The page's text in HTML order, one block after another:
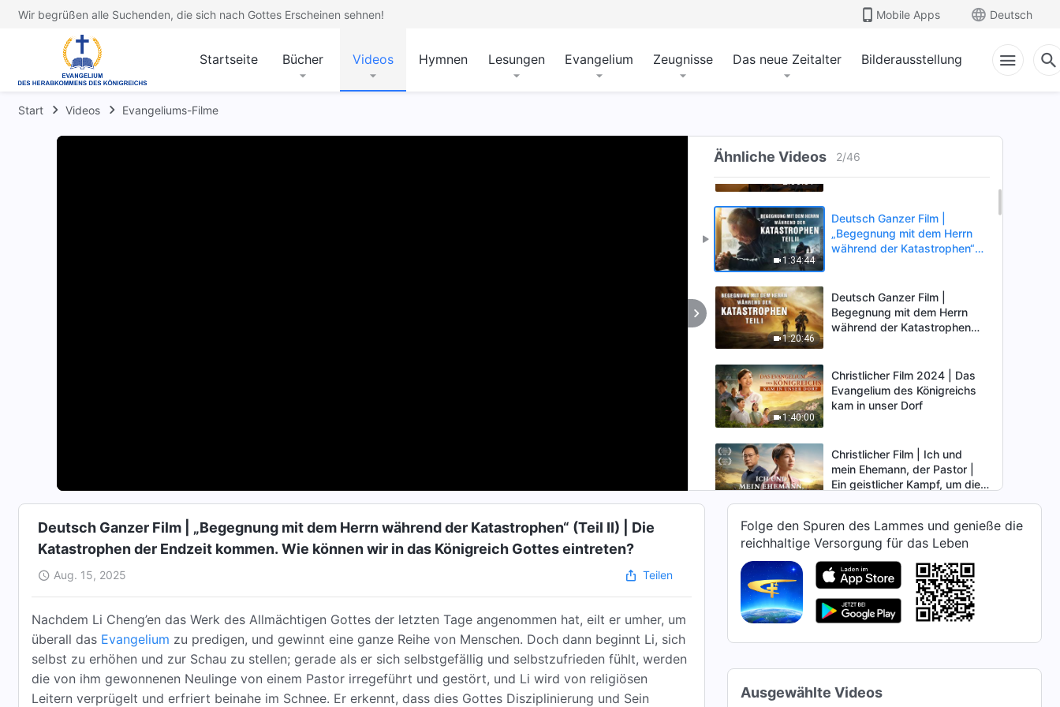
Wir begrüßen alle Suchenden, die sich nach Gottes Erscheinen sehnen! Mobile Apps Deutsch
Startseite Bücher Videos Hymnen Lesungen Evangelium Zeugnisse Das neue Zeitalter Bilderausstellung
Start Videos Evangeliums-Filme
Ähnliche Videos 2/46
2:00:01
Christlicher Film |
Nachforschen | Ein Zeugnis
1:34:44
Deutsch Ganzer Film |
„Begegnung mit dem Herrn
während der Katastrophen“
wir in das Königreich Gottes
eintreten?
1:20:46
Deutsch Ganzer Film |
Begegnung mit dem Herrn
während der Katastrophen
Wohin steuert das Schicksal
der Menschheit?
1:40:00
Christlicher Film 2024 | Das
Evangelium des Königreichs
kam in unser Dorf
Christlicher Film | Ich und
mein Ehemann, der Pastor |
Ein geistlicher Kampf, um die
1:56:36
Christlicher Film 2024 | Der
Pfad der Verbreitung des
Evangeliums ist voller
Gefahren
Christlicher Film | Das
Festmahl des Königreichs des
Himmels (Ganzer Film
Christlicher Film |
Deutsch Ganzer Film | „Begegnung mit dem Herrn während der Katastrophen“ (Teil II) | Die
Katastrophen der Endzeit kommen. Wie können wir in das Königreich Gottes eintreten?
Aug. 15, 2025 Teilen
Nachdem Li Cheng’en das Werk des Allmächtigen Gottes der letzten Tage angenommen hat, eilt er umher, um
überall das Evangelium zu predigen, und gewinnt eine ganze Reihe von Menschen. Doch dann beginnt Li, sich
selbst zu erhöhen und zur Schau zu stellen; gerade als er sich selbstgefällig und selbstzufrieden fühlt, werden
die von ihm gewonnenen Neulinge von einem Pastor irregeführt und gestört, und Li wird von religiösen
Leitern verprügelt und erfriert beinahe im Schnee. Er erkennt, dass dies Gottes Disziplinierung und Sein
Folge den Spuren des Lammes und genieße die
reichhaltige Versorgung für das Leben
Ausgewählte Videos